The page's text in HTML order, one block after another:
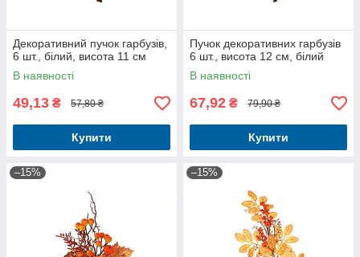
Декоративний пучок гарбузів,
6 шт., білий, висота 11 см
В наявності
49,13 ₴ 57,80 ₴
Купити
Пучок декоративних гарбузів
6 шт., висота 12 см, білий
В наявності
67,92 ₴ 79,90 ₴
Купити
–15% –15%